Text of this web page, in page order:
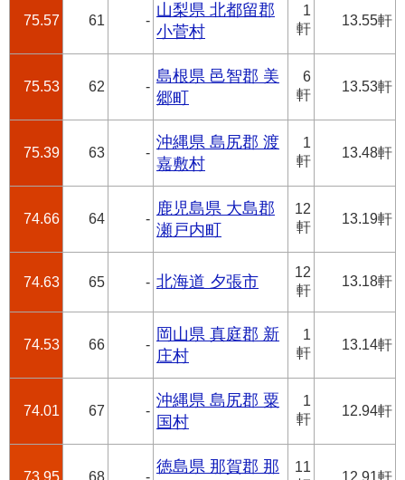
75.57 61 -
山梨県 北都留郡
小菅村
1
軒
13.55軒
75.53 62 -
島根県 邑智郡 美
郷町
6
軒
13.53軒
75.39 63 -
沖縄県 島尻郡 渡
嘉敷村
1
軒
13.48軒
74.66 64 -
鹿児島県 大島郡
瀬戸内町
12
軒
13.19軒
74.63 65 - 北海道 夕張市
12
軒
13.18軒
74.53 66 -
岡山県 真庭郡 新
庄村
1
軒
13.14軒
74.01 67 -
沖縄県 島尻郡 粟
国村
1
軒
12.94軒
73.95 68 -
徳島県 那賀郡 那
11
12.91軒